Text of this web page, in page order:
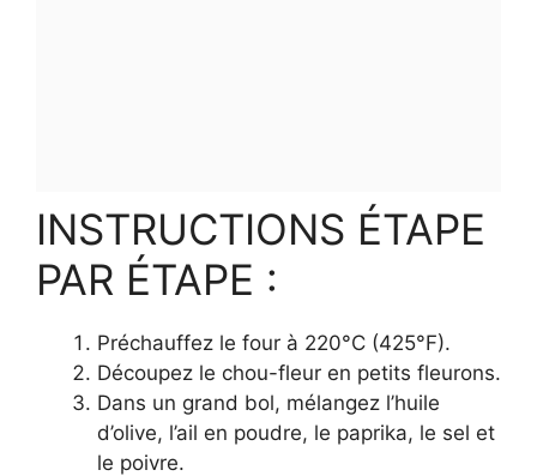
INSTRUCTIONS ÉTAPE
PAR ÉTAPE :
Préchauffez le four à 220°C (425°F).
Découpez le chou-fleur en petits fleurons.
Dans un grand bol, mélangez l’huile
d’olive, l’ail en poudre, le paprika, le sel et
le poivre.